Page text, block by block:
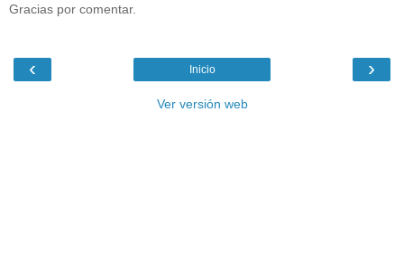
Gracias por comentar.
‹ ›
Inicio
Ver versión web